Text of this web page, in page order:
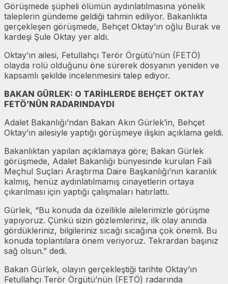
Görüşmede şüpheli ölümün aydınlatılmasına yönelik
taleplerin gündeme geldiği tahmin ediliyor. Bakanlıkta
gerçekleşen görüşmede, Behçet Oktay’ın oğlu Burak ve
kardeşi Şule Oktay yer aldı.
Oktay’ın ailesi, Fetullahçı Terör Örgütü’nün (FETÖ)
olayda rolü olduğunu öne sürerek dosyanın yeniden ve
kapsamlı şekilde incelenmesini talep ediyor.
BAKAN GÜRLEK: O TARİHLERDE BEHÇET OKTAY
FETÖ’NÜN RADARINDAYDI
Adalet Bakanlığı’ndan Bakan Akın Gürlek’in, Behçet
Oktay’ın ailesiyle yaptığı görüşmeye ilişkin açıklama geldi.
Bakanlıktan yapılan açıklamaya göre; Bakan Gürlek
görüşmede, Adalet Bakanlığı bünyesinde kurulan Faili
Meçhul Suçları Araştırma Daire Başkanlığı’nın karanlık
kalmış, henüz aydınlatılmamış cinayetlerin ortaya
çıkarılması için yaptığı çalışmaları hatırlattı.
Gürlek, “Bu konuda da özellikle ailelerimizle görüşme
yapıyoruz. Çünkü sizin gözlemleriniz, ilk olay anında
gördükleriniz, bilgileriniz sıcağı sıcağına çok önemli. Bu
konuda toplantılara önem veriyoruz. Tekrardan başınız
sağ olsun.” dedi.
Bakan Gürlek, olayın gerçekleştiği tarihte Oktay’ın
Fetullahçı Terör Örgütü’nün (FETÖ) radarında